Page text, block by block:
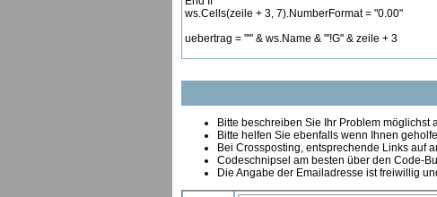
ws.Cells(zeile + 3, 7).NumberFormat = "0.00"
uebertrag = "'" & ws.Name & "'!G" & zeile + 3
Bitte beschreiben Sie Ihr Problem möglichst
Bitte helfen Sie ebenfalls wenn Ihnen
Bei Crossposting, entsprechende Links auf
Codeschnipsel am besten über den Code-
Die Angabe der Emailadresse ist freiwillig